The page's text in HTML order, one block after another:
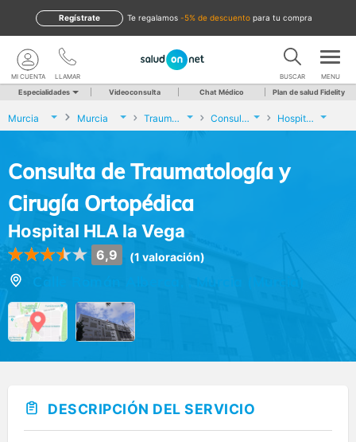
te regalamos -5% de descuento para tu compra
Regístrate
LLAMAR
MI CUENTA BUSCAR MENU
Especialidades Videoconsulta Chat Médico Plan de salud Fidelity
Murcia Murcia Traumatología y Cirugía Ortopédica Consulta de Traumatología y Cirugía Ortopédica Hospital HLA la Vega
Consulta de Traumatología y
Cirugía Ortopédica
Hospital HLA la Vega
6,9 (1 valoración)
DESCRIPCIÓN DEL SERVICIO